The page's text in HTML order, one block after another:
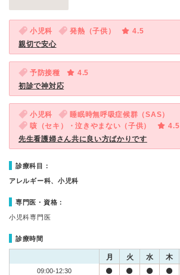
小児科 発熱（子供）
4.5
親切で安心
予防接種
4.5
初診で神対応
小児科
睡眠時無呼吸症候群（SAS）
咳（セキ）・泣きやまない（子供）
4.5
先生看護婦さん共に良い方ばかりです
診療科目：
アレルギー科、小児科
専門医・資格：
小児科専門医
診療時間
月 火 水 木
09:00-12:30